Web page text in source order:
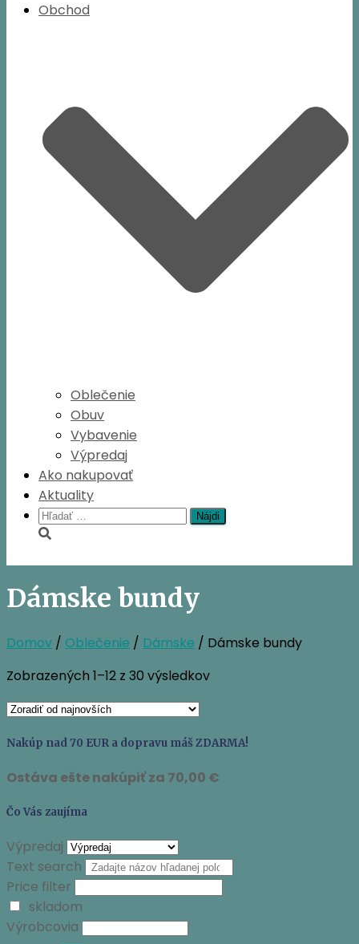
Obchod
Oblečenie
Obuv
Vybavenie
Výpredaj
Ako nakupovať
Aktuality
Hľadať:
Dámske bundy
Domov / Oblečenie / Dámske / Dámske bundy
Zobrazených 1–12 z 30 výsledkovZoradené
Nakúp nad 70 EUR a dopravu máš ZDARMA!
Ostáva ešte nakúpiť za 70,00 €
Čo Vás zaujíma
Výpredaj
Text search
Price filter
skladom
Výrobcovia